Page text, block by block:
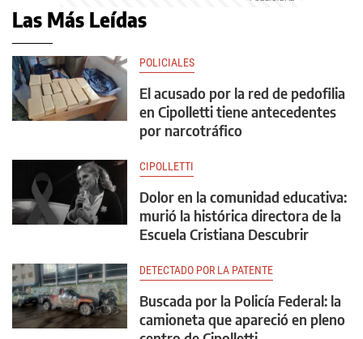
Las Más Leídas
POLICIALES
El acusado por la red de pedofilia
en Cipolletti tiene antecedentes
por narcotráfico
CIPOLLETTI
Dolor en la comunidad educativa:
murió la histórica directora de la
Escuela Cristiana Descubrir
DETECTADO POR LA PATENTE
Buscada por la Policía Federal: la
camioneta que apareció en pleno